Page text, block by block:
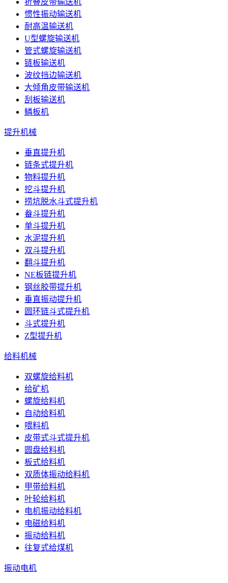
惯性振动输送机
耐高温输送机
U型螺旋输送机
管式螺旋输送机
链板输送机
波纹挡边输送机
大倾角皮带输送机
刮板输送机
鳞板机
提升机械
垂直提升机
链条式提升机
物料提升机
挖斗提升机
捞坑脱水斗式提升机
畚斗提升机
单斗提升机
水泥提升机
双斗提升机
翻斗提升机
NE板链提升机
钢丝胶带提升机
垂直振动提升机
圆环链斗式提升机
斗式提升机
Z型提升机
给料机械
双螺旋给料机
给矿机
螺旋给料机
自动给料机
喂料机
皮带式斗式提升机
圆盘给料机
板式给料机
双质体振动给料机
甲带给料机
叶轮给料机
电机振动给料机
电磁给料机
振动给料机
往复式给煤机
振动电机